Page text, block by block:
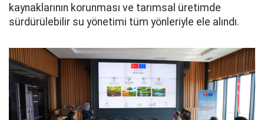
kaynaklarının korunması ve tarımsal üretimde
sürdürülebilir su yönetimi tüm yönleriyle ele alındı.